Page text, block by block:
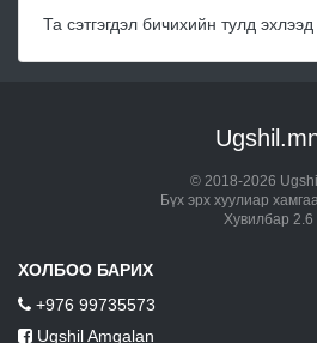
Та сэтгэгдэл бичихийн тулд эхлээд
© 2018-2026
Бүх эрх хуулиар
Хувилбар 2.6
ХОЛБОО БАРИХ
+976 99735573
Ugshil Amgalan